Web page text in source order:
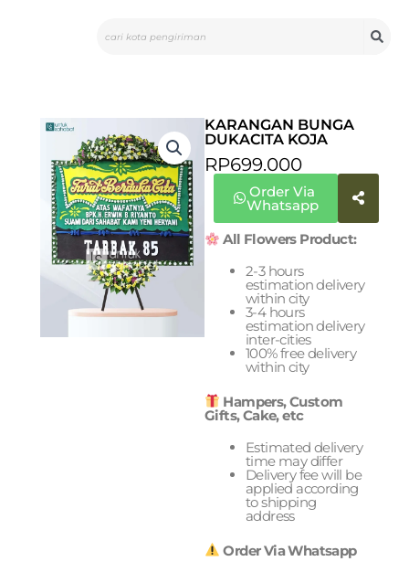
KARANGAN BUNGA
DUKACITA KOJA
RP699.000
Order Via
Whatsapp
All Flowers Product:
2-3 hours
estimation delivery
within city
3-4 hours
estimation delivery
inter-cities
100% free delivery
within city
Hampers, Custom
Gifts, Cake, etc
Estimated delivery
time may differ
Delivery fee will be
applied according
to shipping
address
Order Via Whatsapp